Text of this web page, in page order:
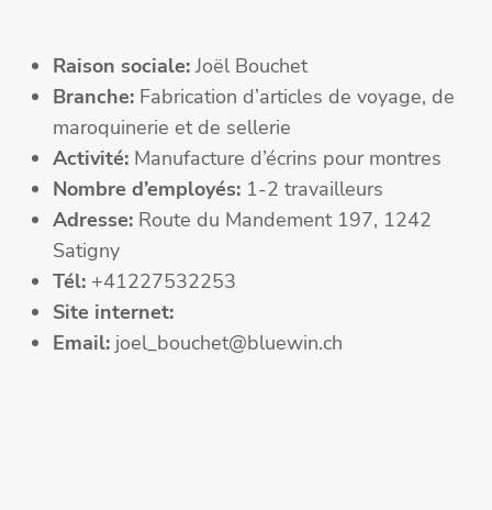
Raison sociale: Joël Bouchet
Branche: Fabrication d’articles de voyage, de
maroquinerie et de sellerie
Activité: Manufacture d’écrins pour montres
Nombre d’employés: 1-2 travailleurs
Adresse: Route du Mandement 197, 1242
Satigny
Tél: +41227532253
Site internet:
Email: joel_bouchet@bluewin.ch